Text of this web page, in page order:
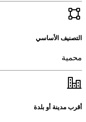
التصنيف الأساسي
محمية
أقرب مدينة أو بلدة